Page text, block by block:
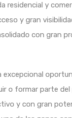
residencial y
y gran
con gran
excepcional
o formar parte
y con gran